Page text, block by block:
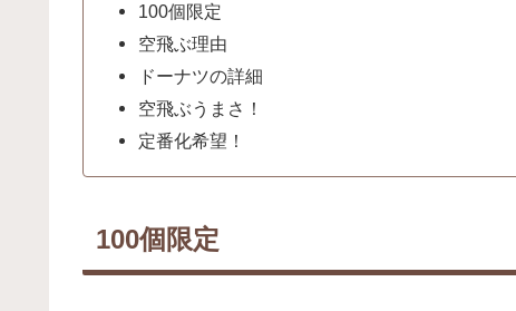
100個限定
空飛ぶ理由
ドーナツの詳細
空飛ぶうまさ！
定番化希望！
100個限定